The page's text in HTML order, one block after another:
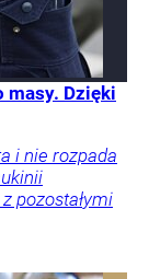
masy. Dzięki
i nie rozpada
pozostałymi